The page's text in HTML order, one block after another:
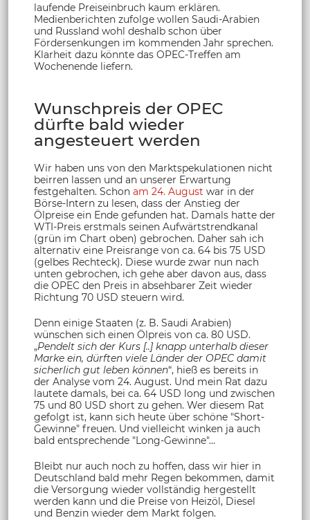
laufende Preiseinbruch kaum erklären.
Medienberichten zufolge wollen Saudi-Arabien
und Russland wohl deshalb schon über
Fördersenkungen im kommenden Jahr sprechen.
Klarheit dazu könnte das OPEC-Treffen am
Wochenende liefern.
Wunschpreis der OPEC
dürfte bald wieder
angesteuert werden
Wir haben uns von den Marktspekulationen nicht
beirren lassen und an unserer Erwartung
festgehalten. Schon am 24. August war in der
Börse-Intern zu lesen, dass der Anstieg der
Ölpreise ein Ende gefunden hat. Damals hatte der
WTI-Preis erstmals seinen Aufwärtstrendkanal
(grün im Chart oben) gebrochen. Daher sah ich
alternativ eine Preisrange von ca. 64 bis 75 USD
(gelbes Rechteck). Diese wurde zwar nun nach
unten gebrochen, ich gehe aber davon aus, dass
die OPEC den Preis in absehbarer Zeit wieder
Richtung 70 USD steuern wird.
Denn einige Staaten (z. B. Saudi Arabien)
wünschen sich einen Ölpreis von ca. 80 USD.
„Pendelt sich der Kurs [..] knapp unterhalb dieser
Marke ein, dürften viele Länder der OPEC damit
sicherlich gut leben können“, hieß es bereits in
der Analyse vom 24. August. Und mein Rat dazu
lautete damals, bei ca. 64 USD long und zwischen
75 und 80 USD short zu gehen. Wer diesem Rat
gefolgt ist, kann sich heute über schöne "Short-
Gewinne" freuen. Und vielleicht winken ja auch
bald entsprechende "Long-Gewinne"…
Bleibt nur auch noch zu hoffen, dass wir hier in
Deutschland bald mehr Regen bekommen, damit
die Versorgung wieder vollständig hergestellt
werden kann und die Preise von Heizöl, Diesel
und Benzin wieder dem Markt folgen.